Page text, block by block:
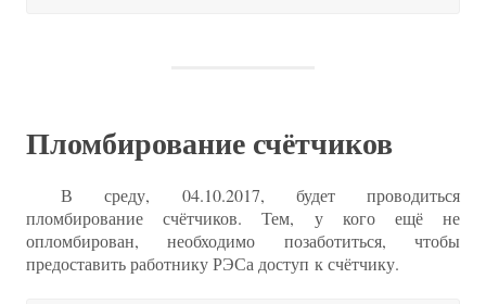
Пломбирование счётчиков
В среду, 04.10.2017, будет проводиться
пломбирование счётчиков. Тем, у кого ещё не
опломбирован, необходимо позаботиться, чтобы
предоставить работнику РЭСа доступ к счётчику.